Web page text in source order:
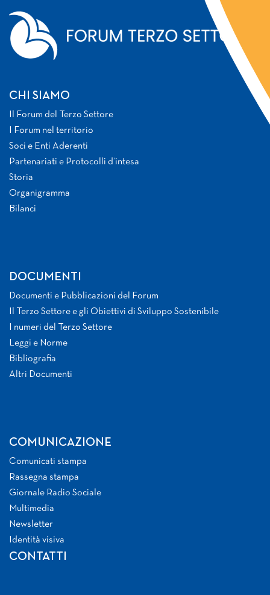
CHI SIAMO
Il Forum del Terzo Settore
I Forum nel territorio
Soci e Enti Aderenti
Partenariati e Protocolli d’intesa
Storia
Organigramma
Bilanci
DOCUMENTI
Documenti e Pubblicazioni del Forum
Il Terzo Settore e gli Obiettivi di Sviluppo Sostenibile
I numeri del Terzo Settore
Leggi e Norme
Bibliografia
Altri Documenti
COMUNICAZIONE
Comunicati stampa
Rassegna stampa
Giornale Radio Sociale
Multimedia
Newsletter
Identità visiva
CONTATTI